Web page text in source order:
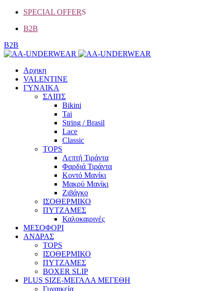
SPECIAL OFFERS
B2B
B2B
Αρχικη
VALENTINE
ΓΥΝΑΙΚΑ
ΣΛΙΠΣ
Bikini
Tai
String / Brasil
Lace
Classic
TOPS
Λεπτή Τιράντα
Φαρδιά Τιράντα
Κοντό Μανίκι
Μακρύ Μανίκι
Ζιβάγκο
ΙΣΟΘΕΡΜΙΚΟ
ΠΥΤΖΑΜΕΣ
Καλοκαιρινές
ΜΕΣΟΦΟΡΙ
ΑΝΔΡΑΣ
TOPS
ΙΣΟΘΕΡΜΙΚΟ
ΠΥΤΖΑΜΕΣ
BOXER SLIP
PLUS SIZE-ΜΕΓΑΛΑ ΜΕΓΕΘΗ
Γυναικεία